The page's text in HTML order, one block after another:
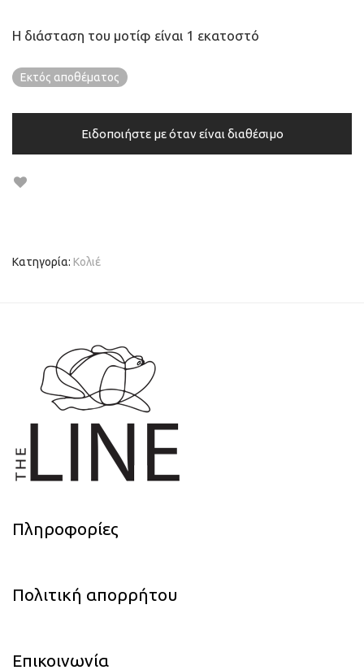
Η διάσταση του μοτίφ είναι 1 εκατοστό
Εκτός αποθέματος
Ειδοποιήστε με όταν είναι διαθέσιμο
Κατηγορία: Κολιέ
Πληροφορίες
Πολιτική απορρήτου
Επικοινωνία